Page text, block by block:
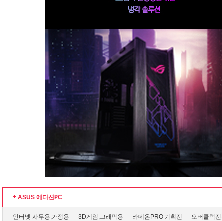
ASUS 에디션PC
인터넷 사무용,가정용 3D게임,그래픽용 라데온PRO 기획전 오버클럭